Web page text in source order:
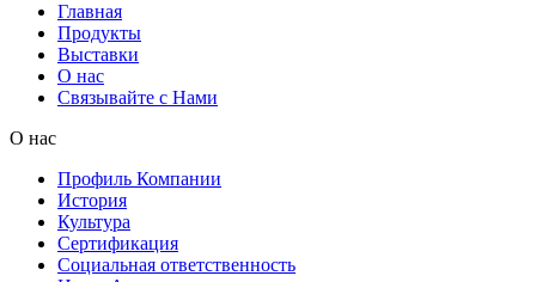
Главная
Продукты
Выставки
О нас
Связывайте с Нами
О нас
Профиль Компании
История
Культура
Сертификация
Социальная ответственность